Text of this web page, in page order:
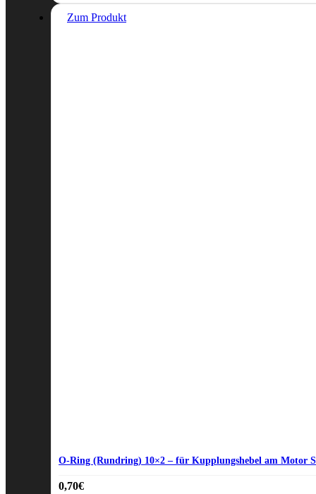
Zum Produkt
O-Ring (Rundring) 10×2 – für Kupplungshebel am Motor
0,70€